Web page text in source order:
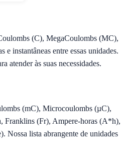
(C), MegaCoulombs (MC),
instantâneas entre essas unidades.
atender às suas necessidades.
(mC), Microcoulombs (µC),
Franklins (Fr), Ampere-horas (A*h),
Nossa lista abrangente de unidades